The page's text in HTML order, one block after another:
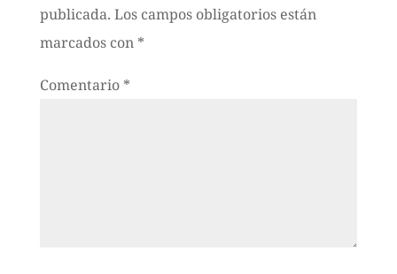
publicada. Los campos obligatorios están
marcados con *
Comentario *